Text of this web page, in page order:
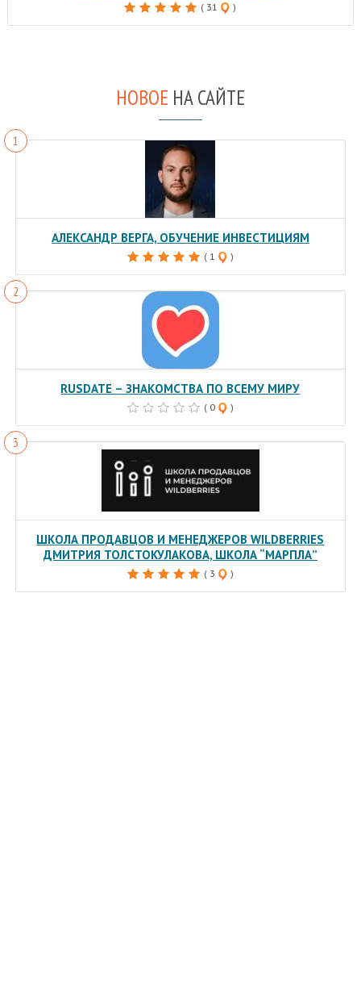
( 31 )
НОВОЕ НА САЙТЕ
АЛЕКСАНДР ВЕРГА, ОБУЧЕНИЕ ИНВЕСТИЦИЯМ
( 1 )
RUSDATE – ЗНАКОМСТВА ПО ВСЕМУ МИРУ
( 0 )
ШКОЛА ПРОДАВЦОВ И МЕНЕДЖЕРОВ WILDBERRIES
ДМИТРИЯ ТОЛСТОКУЛАКОВА, ШКОЛА “МАРПЛА”
( 3 )